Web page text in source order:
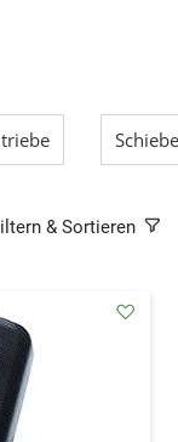
& Sortieren